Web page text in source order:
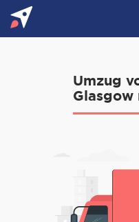
Umzug
Glasgow